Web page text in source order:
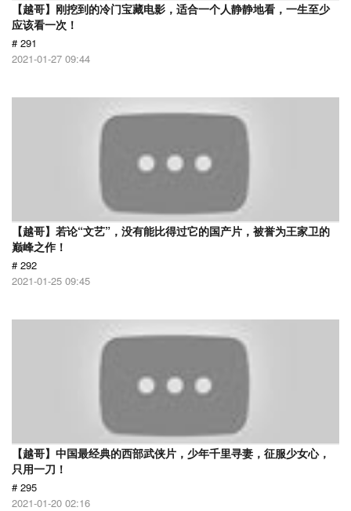
【越哥】刚挖到的冷门宝藏电影，适合一个人静静地看，一生至少
应该看一次！
# 291
2021-01-27 09:44
【越哥】若论“文艺”，没有能比得过它的国产片，被誉为王家卫的
巅峰之作！
# 292
2021-01-25 09:45
【越哥】中国最经典的西部武侠片，少年千里寻妻，征服少女心，
只用一刀！
# 295
2021-01-20 02:16